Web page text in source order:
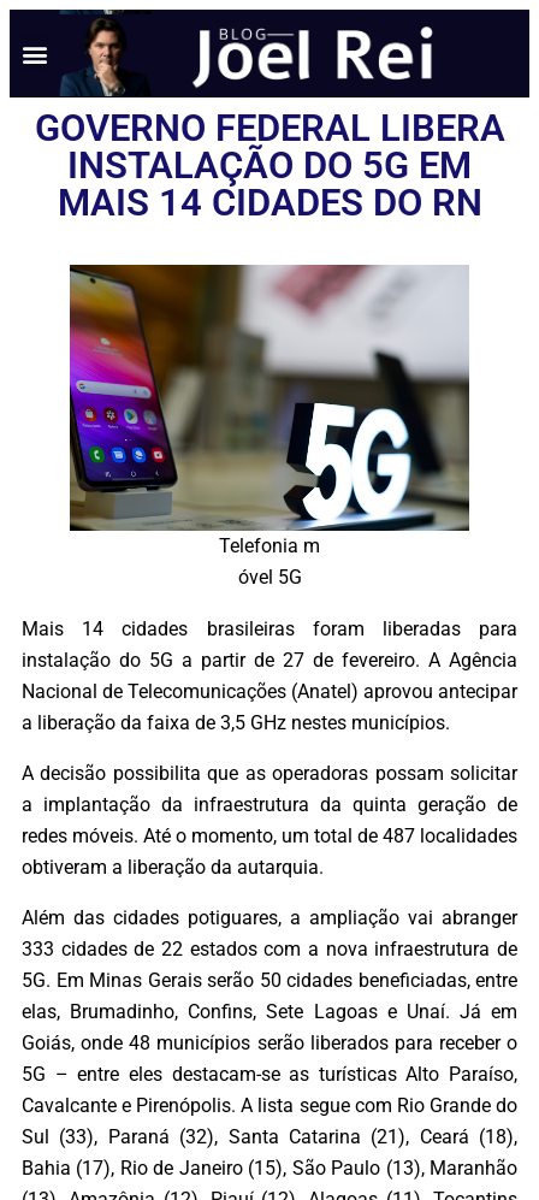
GOVERNO FEDERAL LIBERA
INSTALAÇÃO DO 5G EM
MAIS 14 CIDADES DO RN
Telefonia m
óvel 5G
Mais 14 cidades brasileiras foram liberadas para
instalação do 5G a partir de 27 de fevereiro. A Agência
Nacional de Telecomunicações (Anatel) aprovou antecipar
a liberação da faixa de 3,5 GHz nestes municípios.
A decisão possibilita que as operadoras possam solicitar
a implantação da infraestrutura da quinta geração de
redes móveis. Até o momento, um total de 487 localidades
obtiveram a liberação da autarquia.
Além das cidades potiguares, a ampliação vai abranger
333 cidades de 22 estados com a nova infraestrutura de
5G. Em Minas Gerais serão 50 cidades beneficiadas, entre
elas, Brumadinho, Confins, Sete Lagoas e Unaí. Já em
Goiás, onde 48 municípios serão liberados para receber o
5G – entre eles destacam-se as turísticas Alto Paraíso,
Cavalcante e Pirenópolis. A lista segue com Rio Grande do
Sul (33), Paraná (32), Santa Catarina (21), Ceará (18),
Bahia (17), Rio de Janeiro (15), São Paulo (13), Maranhão